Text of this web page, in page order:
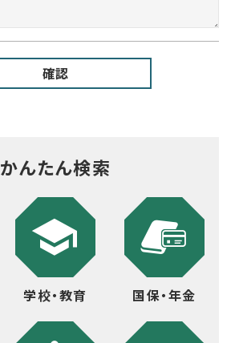
確認
かんたん検索
学校・教育 国保・年金